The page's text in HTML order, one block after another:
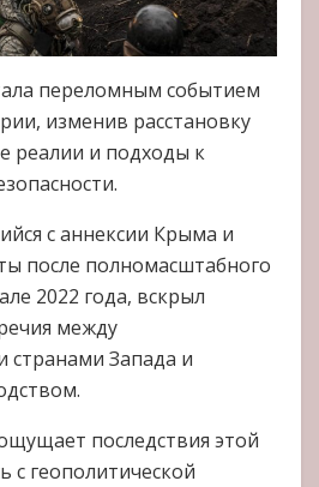
переломным событием
изменив расстановку
реалии и подходы к
с аннексии Крыма и
после полномасштабного
2022 года, вскрыл
между
странами Запада и
последствия этой
с геополитической